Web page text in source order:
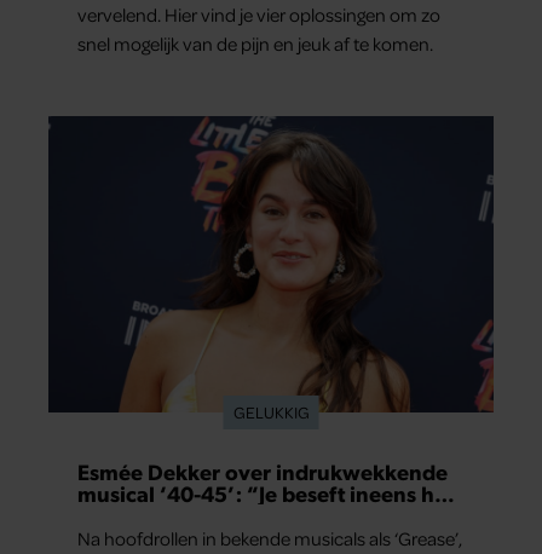
vervelend. Hier vind je vier oplossingen om zo
snel mogelijk van de pijn en jeuk af te komen.
GELUKKIG
Esmée Dekker over indrukwekkende
musical ‘40-45’: “Je beseft ineens hoe
Na hoofdrollen in bekende musicals als ‘Grease’,